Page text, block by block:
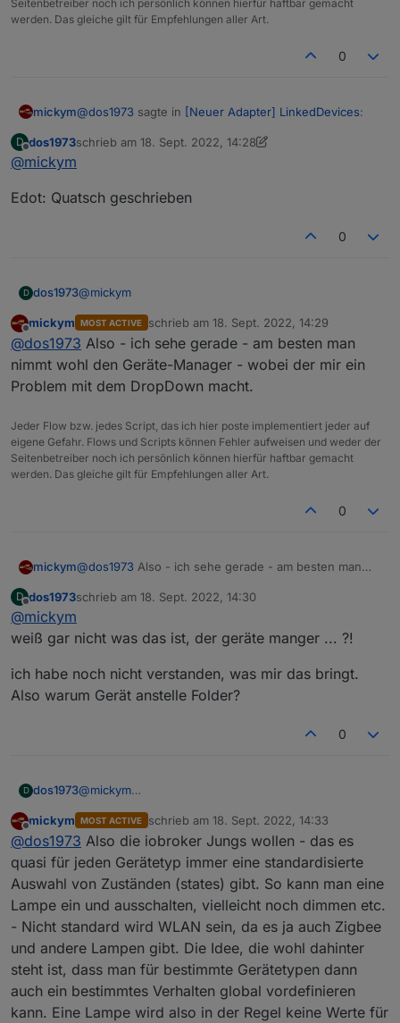
Seitenbetreiber noch ich persönlich können hierfür haftbar gemacht
werden. Das gleiche gilt für Empfehlungen aller Art.
0
mickym@dos1973 sagte in [Neuer Adapter] LinkedDevices:
ohhhjjeeee, mir schwant böses...
Habs Dir gerade gepostet - wie das aussehen soll -
siehe Tischlampe.
common.
Besser also wenn man statt Verzeichnis
Eventuell ist es SINNVOLLER alles über den Geräte-
Manager anzulegen und ggf. noch eigene
Eigenschaften dazu anzulegen.
D
Offline
dos1973schrieb am 18. Sept. 2022, 14:28
zuletzt editiert von dos1973
@mickym
Edot: Quatsch geschrieben
0
D dos1973@mickym
Edot: Quatsch geschrieben
Offline
mickym MOST ACTIVE schrieb am 18. Sept. 2022, 14:29
zuletzt editiert von
@dos1973 Also - ich sehe gerade - am besten man
nimmt wohl den Geräte-Manager - wobei der mir ein
Problem mit dem DropDown macht.
Jeder Flow bzw. jedes Script, das ich hier poste implementiert jeder auf
eigene Gefahr. Flows und Scripts können Fehler aufweisen und weder der
Seitenbetreiber noch ich persönlich können hierfür haftbar gemacht
werden. Das gleiche gilt für Empfehlungen aller Art.
0
mickym@dos1973 Also - ich sehe gerade - am besten man
Problem mit dem DropDown macht.
D
Offline
dos1973schrieb am 18. Sept. 2022, 14:30
zuletzt editiert von
@mickym
weiß gar nicht was das ist, der geräte manger ... ?!
ich habe noch nicht verstanden, was mir das bringt.
Also warum Gerät anstelle Folder?
0
D dos1973@mickym
ich habe noch nicht verstanden, was mir das bringt.
Also warum Gerät anstelle Folder?
Offline
mickym MOST ACTIVE schrieb am 18. Sept. 2022, 14:33
zuletzt editiert von
@dos1973 Also die iobroker Jungs wollen - das es
quasi für jeden Gerätetyp immer eine standardisierte
Auswahl von Zuständen (states) gibt. So kann man eine
Lampe ein und ausschalten, vielleicht noch dimmen etc.
- Nicht standard wird WLAN sein, da es ja auch Zigbee
und andere Lampen gibt. Die Idee, die wohl dahinter
steht ist, dass man für bestimmte Gerätetypen dann
auch ein bestimmtes Verhalten global vordefinieren
kann. Eine Lampe wird also in der Regel keine Werte für